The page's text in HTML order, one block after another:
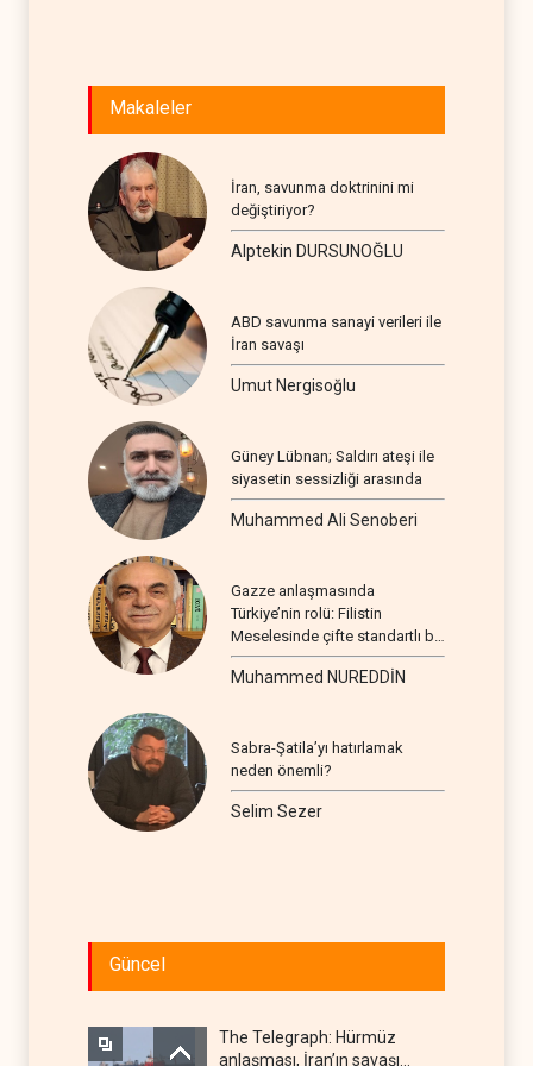
Makaleler
İran, savunma doktrinini mi
değiştiriyor?
Alptekin DURSUNOĞLU
ABD savunma sanayi verileri ile
İran savaşı
Umut Nergisoğlu
Güney Lübnan; Saldırı ateşi ile
siyasetin sessizliği arasında
Muhammed Ali Senoberi
Gazze anlaşmasında
Türkiye’nin rolü: Filistin
Meselesinde çifte standartlı bir
seyir
Muhammed NUREDDİN
Sabra-Şatila’yı hatırlamak
neden önemli?
Selim Sezer
Güncel
The Telegraph: Hürmüz
anlaşması, İran’ın savaşı